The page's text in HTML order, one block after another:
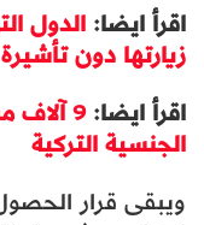
اقرأ ايضا:الدول
زيارتها دون تأشيرة
اقرأ ايضا: 9
الجنسية التركية
ويبقى قرار